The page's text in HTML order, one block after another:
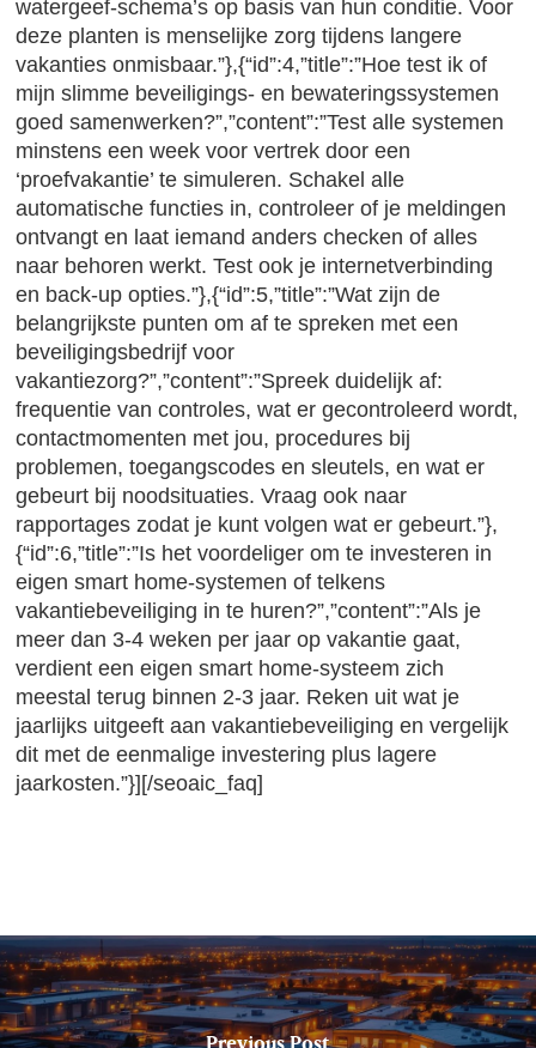
watergeef-schema’s op basis van hun conditie. Voor
deze planten is menselijke zorg tijdens langere
vakanties onmisbaar.”},{“id”:4,”title”:”Hoe test ik of
mijn slimme beveiligings- en bewateringssystemen
goed samenwerken?”,”content”:”Test alle systemen
minstens een week voor vertrek door een
‘proefvakantie’ te simuleren. Schakel alle
automatische functies in, controleer of je meldingen
ontvangt en laat iemand anders checken of alles
naar behoren werkt. Test ook je internetverbinding
en back-up opties.”},{“id”:5,”title”:”Wat zijn de
belangrijkste punten om af te spreken met een
beveiligingsbedrijf voor
vakantiezorg?”,”content”:”Spreek duidelijk af:
frequentie van controles, wat er gecontroleerd wordt,
contactmomenten met jou, procedures bij
problemen, toegangscodes en sleutels, en wat er
gebeurt bij noodsituaties. Vraag ook naar
rapportages zodat je kunt volgen wat er gebeurt.”},
{“id”:6,”title”:”Is het voordeliger om te investeren in
eigen smart home-systemen of telkens
vakantiebeveiliging in te huren?”,”content”:”Als je
meer dan 3-4 weken per jaar op vakantie gaat,
verdient een eigen smart home-systeem zich
meestal terug binnen 2-3 jaar. Reken uit wat je
jaarlijks uitgeeft aan vakantiebeveiliging en vergelijk
dit met de eenmalige investering plus lagere
jaarkosten.”}][/seoaic_faq]
Previous Post